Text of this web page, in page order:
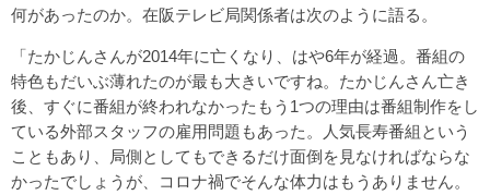
何があったのか。在阪テレビ局関係者は次のように語る。
「たかじんさんが2014年に亡くなり、はや6年が経過。番組の
特色もだいぶ薄れたのが最も大きいですね。たかじんさん亡き
後、すぐに番組が終われなかったもう1つの理由は番組制作をし
ている外部スタッフの雇用問題もあった。人気長寿番組という
こともあり、局側としてもできるだけ面倒を見なければならな
かったでしょうが、コロナ禍でそんな体力はもうありません。